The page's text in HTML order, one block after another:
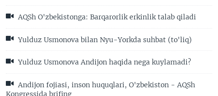
AQSh O'zbekistonga: Barqarorlik erkinlik talab qiladi
Yulduz Usmonova bilan Nyu-Yorkda suhbat (to'liq)
Yulduz Usmonova Andijon haqida nega kuylamadi?
Andijon fojiasi, inson huquqlari, O'zbekiston - AQSh
Kongressida brifing